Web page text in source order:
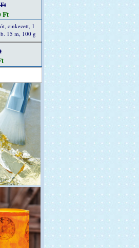
Ft
cinkezett, 1
15 m, 100 g